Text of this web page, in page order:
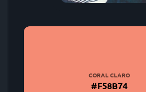
CORAL CLARO
#F58B74